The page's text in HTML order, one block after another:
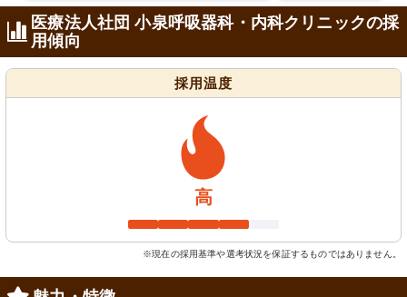
医療法人社団 小泉呼吸器科・内科クリニックの採
用傾向
採用温度
高
※現在の採用基準や選考状況を保証するものではありません。